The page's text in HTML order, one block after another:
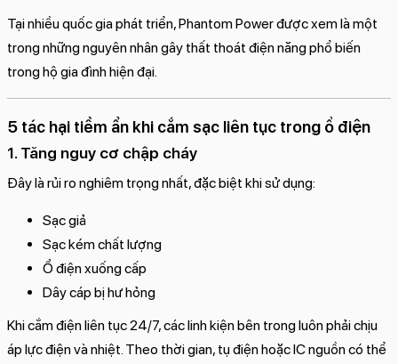
Tại nhiều quốc gia phát triển, Phantom Power được xem là một
trong những nguyên nhân gây thất thoát điện năng phổ biến
trong hộ gia đình hiện đại.
5 tác hại tiềm ẩn khi cắm sạc liên tục trong ổ điện
1. Tăng nguy cơ chập cháy
Đây là rủi ro nghiêm trọng nhất, đặc biệt khi sử dụng:
Sạc giả
Sạc kém chất lượng
Ổ điện xuống cấp
Dây cáp bị hư hỏng
Khi cắm điện liên tục 24/7, các linh kiện bên trong luôn phải chịu
áp lực điện và nhiệt. Theo thời gian, tụ điện hoặc IC nguồn có thể